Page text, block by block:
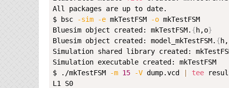
All packages are up to date.
$ bsc
-sim -e mkTestFSM -o mkTestFSM
Bluesim object created: mkTestFSM. {h,o}
Bluesim object created: model_mkTestFSM. {
Simulation shared library created:
Simulation executable created: mkTestFSM
$ ./mkTestFSM
-m 15 -V dump.vcd tee
L1 S0